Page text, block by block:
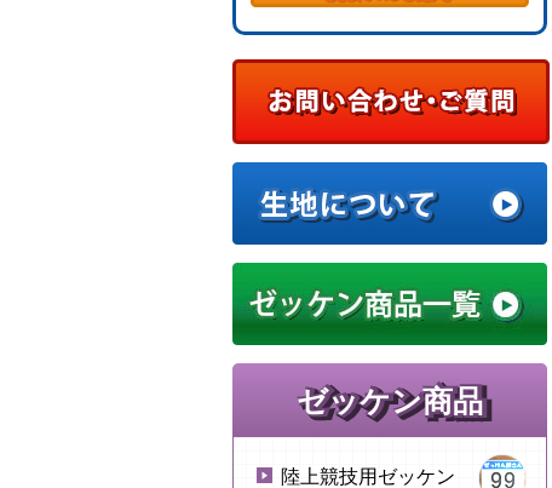
ゼッケン商品
陸上競技用ゼッケン